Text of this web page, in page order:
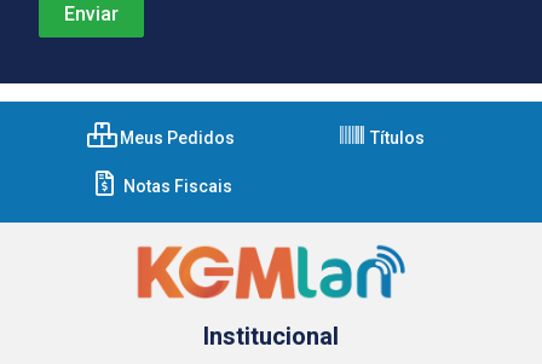
Meus Pedidos Títulos
Notas Fiscais
Institucional